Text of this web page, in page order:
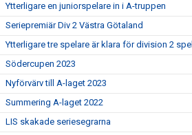
Ytterligare en juniorspelare in i A-truppen
Seriepremiär Div 2 Västra Götaland
Ytterligare tre spelare är klara för division 2 spel
Södercupen 2023
Nyförvärv till A-laget 2023
Summering A-laget 2022
LIS skakade seriesegrarna